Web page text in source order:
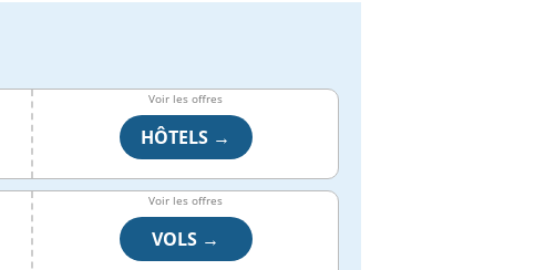
Voir les offres
HÔTELS →
Voir les offres
VOLS →